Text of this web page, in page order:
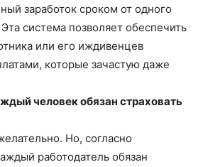
заработок сроком от одного
система позволяет обеспечить
или его иждивенцев
которые зачастую даже
человек обязан страховать
Но, согласно
работодатель обязан